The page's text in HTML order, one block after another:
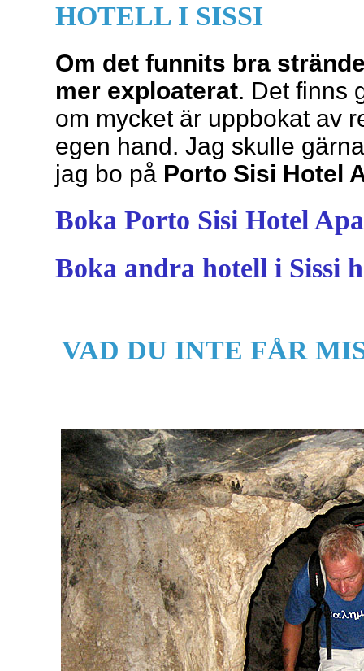
HOTELL I SISSI
Om det funnits bra
mer exploaterat. Det finns
om mycket är uppbokat av
egen hand. Jag skulle
jag bo på Porto Sisi Hotel
Boka Porto Sisi Hotel
Boka andra hotell i Sissi
VAD DU INTE FÅR